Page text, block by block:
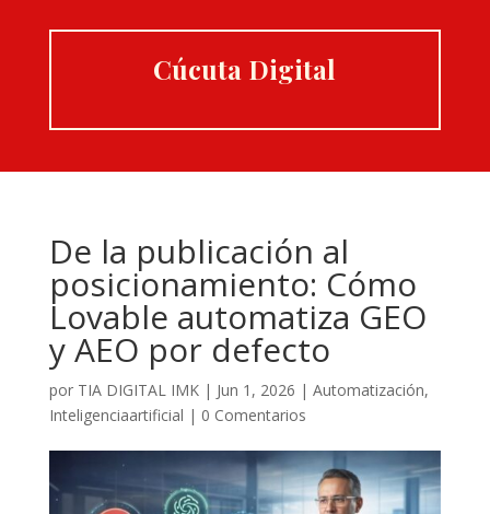
Cúcuta Digital
De la publicación al
posicionamiento: Cómo
Lovable automatiza GEO
y AEO por defecto
por TIA DIGITAL IMK| Jun 1, 2026 | Automatización,
Inteligenciaartificial | 0 Comentarios